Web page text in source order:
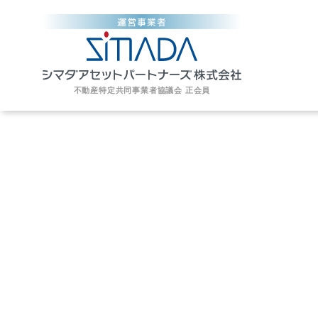
不動産特定共同事業者協議会 正会員